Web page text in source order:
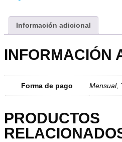
Información adicional
INFORMACIÓN
Forma de pago Mensual,
PRODUCTOS